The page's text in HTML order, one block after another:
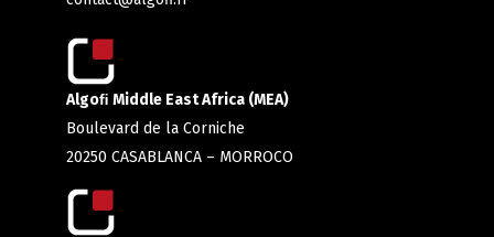
Algoﬁ Middle East Africa (MEA)
Boulevard de la Corniche
20250 CASABLANCA – MORROCO